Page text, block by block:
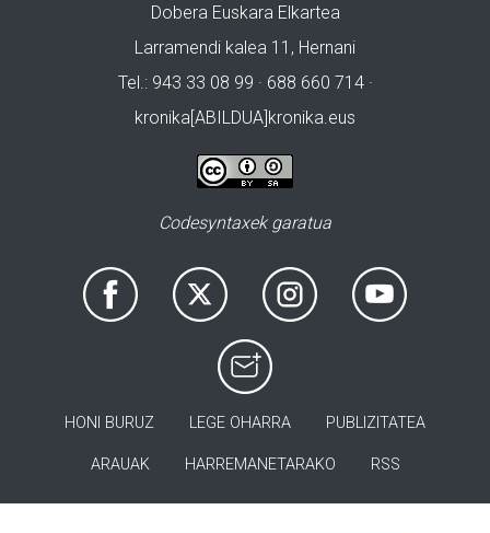
Dobera Euskara Elkartea
Larramendi kalea 11, Hernani
Tel.: 943 33 08 99 · 688 660 714 ·
kronika[ABILDUA]kronika.eus
Codesyntaxek garatua
HONI BURUZ LEGE OHARRA PUBLIZITATEA
ARAUAK HARREMANETARAKO RSS